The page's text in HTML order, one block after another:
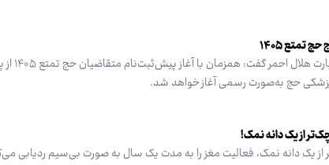
تمتع ۱۴۰۵
رئیس
حج به‌صورت رسمی آغاز خواهد شد.
از یک دانه نمک!
یک دانه نمک، فعالیت مغز را به مدت یک سال به صورت بی‌سیم ردیابی